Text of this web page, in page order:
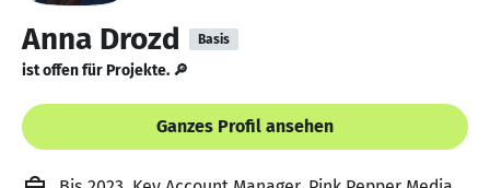
Anna Drozd Basis
ist offen für Projekte. 🔎
Ganzes Profil ansehen